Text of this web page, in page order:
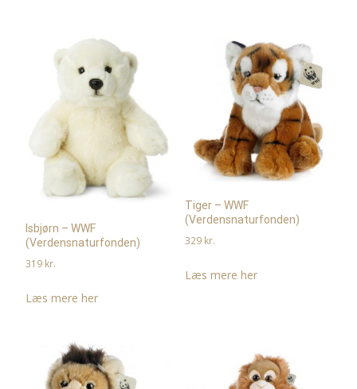
Isbjørn – WWF
(Verdensnaturfonden)
319 kr.
Læs mere her
Tiger – WWF
(Verdensnaturfonden)
329 kr.
Læs mere her